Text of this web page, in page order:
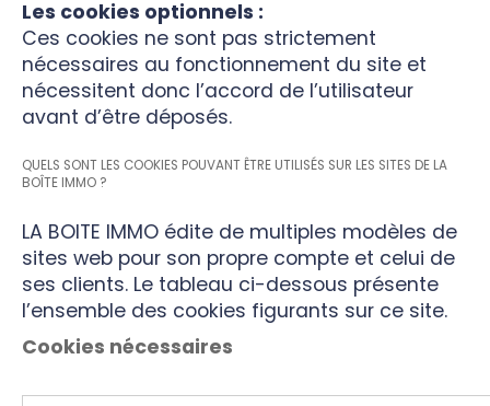
Les cookies optionnels :
Ces cookies ne sont pas strictement
nécessaires au fonctionnement du site et
nécessitent donc l’accord de l’utilisateur
avant d’être déposés.
QUELS SONT LES COOKIES POUVANT ÊTRE UTILISÉS SUR LES SITES DE LA
BOÎTE IMMO ?
LA BOITE IMMO édite de multiples modèles de
sites web pour son propre compte et celui de
ses clients. Le tableau ci-dessous présente
l’ensemble des cookies figurants sur ce site.
Cookies nécessaires